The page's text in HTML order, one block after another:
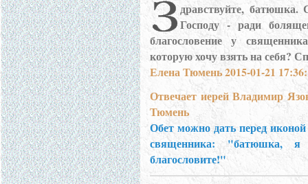
дравствуйте, батюшка.
Господу - ради
благословение у
которую хочу взять на себя?
Елена Тюмень 2015-01-21
Отвечает иерей Владимир
Тюмень
Обет можно дать перед
священника: "батюшка,
благословите!"